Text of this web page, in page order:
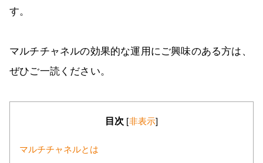
す。
マルチチャネルの効果的な運用にご興味のある方は、
ぜひご一読ください。
目次 [非表示]
マルチチャネルとは